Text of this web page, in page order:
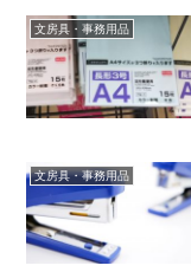
文房具・事務用品
文房具・事務用品